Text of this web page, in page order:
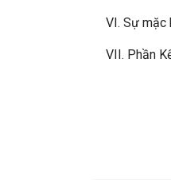
VI. Sự mặc
VII. Phần